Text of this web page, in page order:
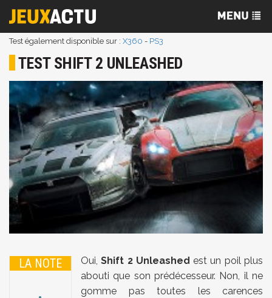
Test également disponible sur : X360 - PS3
TEST SHIFT 2 UNLEASHED
LA NOTE Oui,Shift 2 Unleashed est un poil plus
abouti que son prédécesseur. Non, il ne
gomme pas toutes les carences